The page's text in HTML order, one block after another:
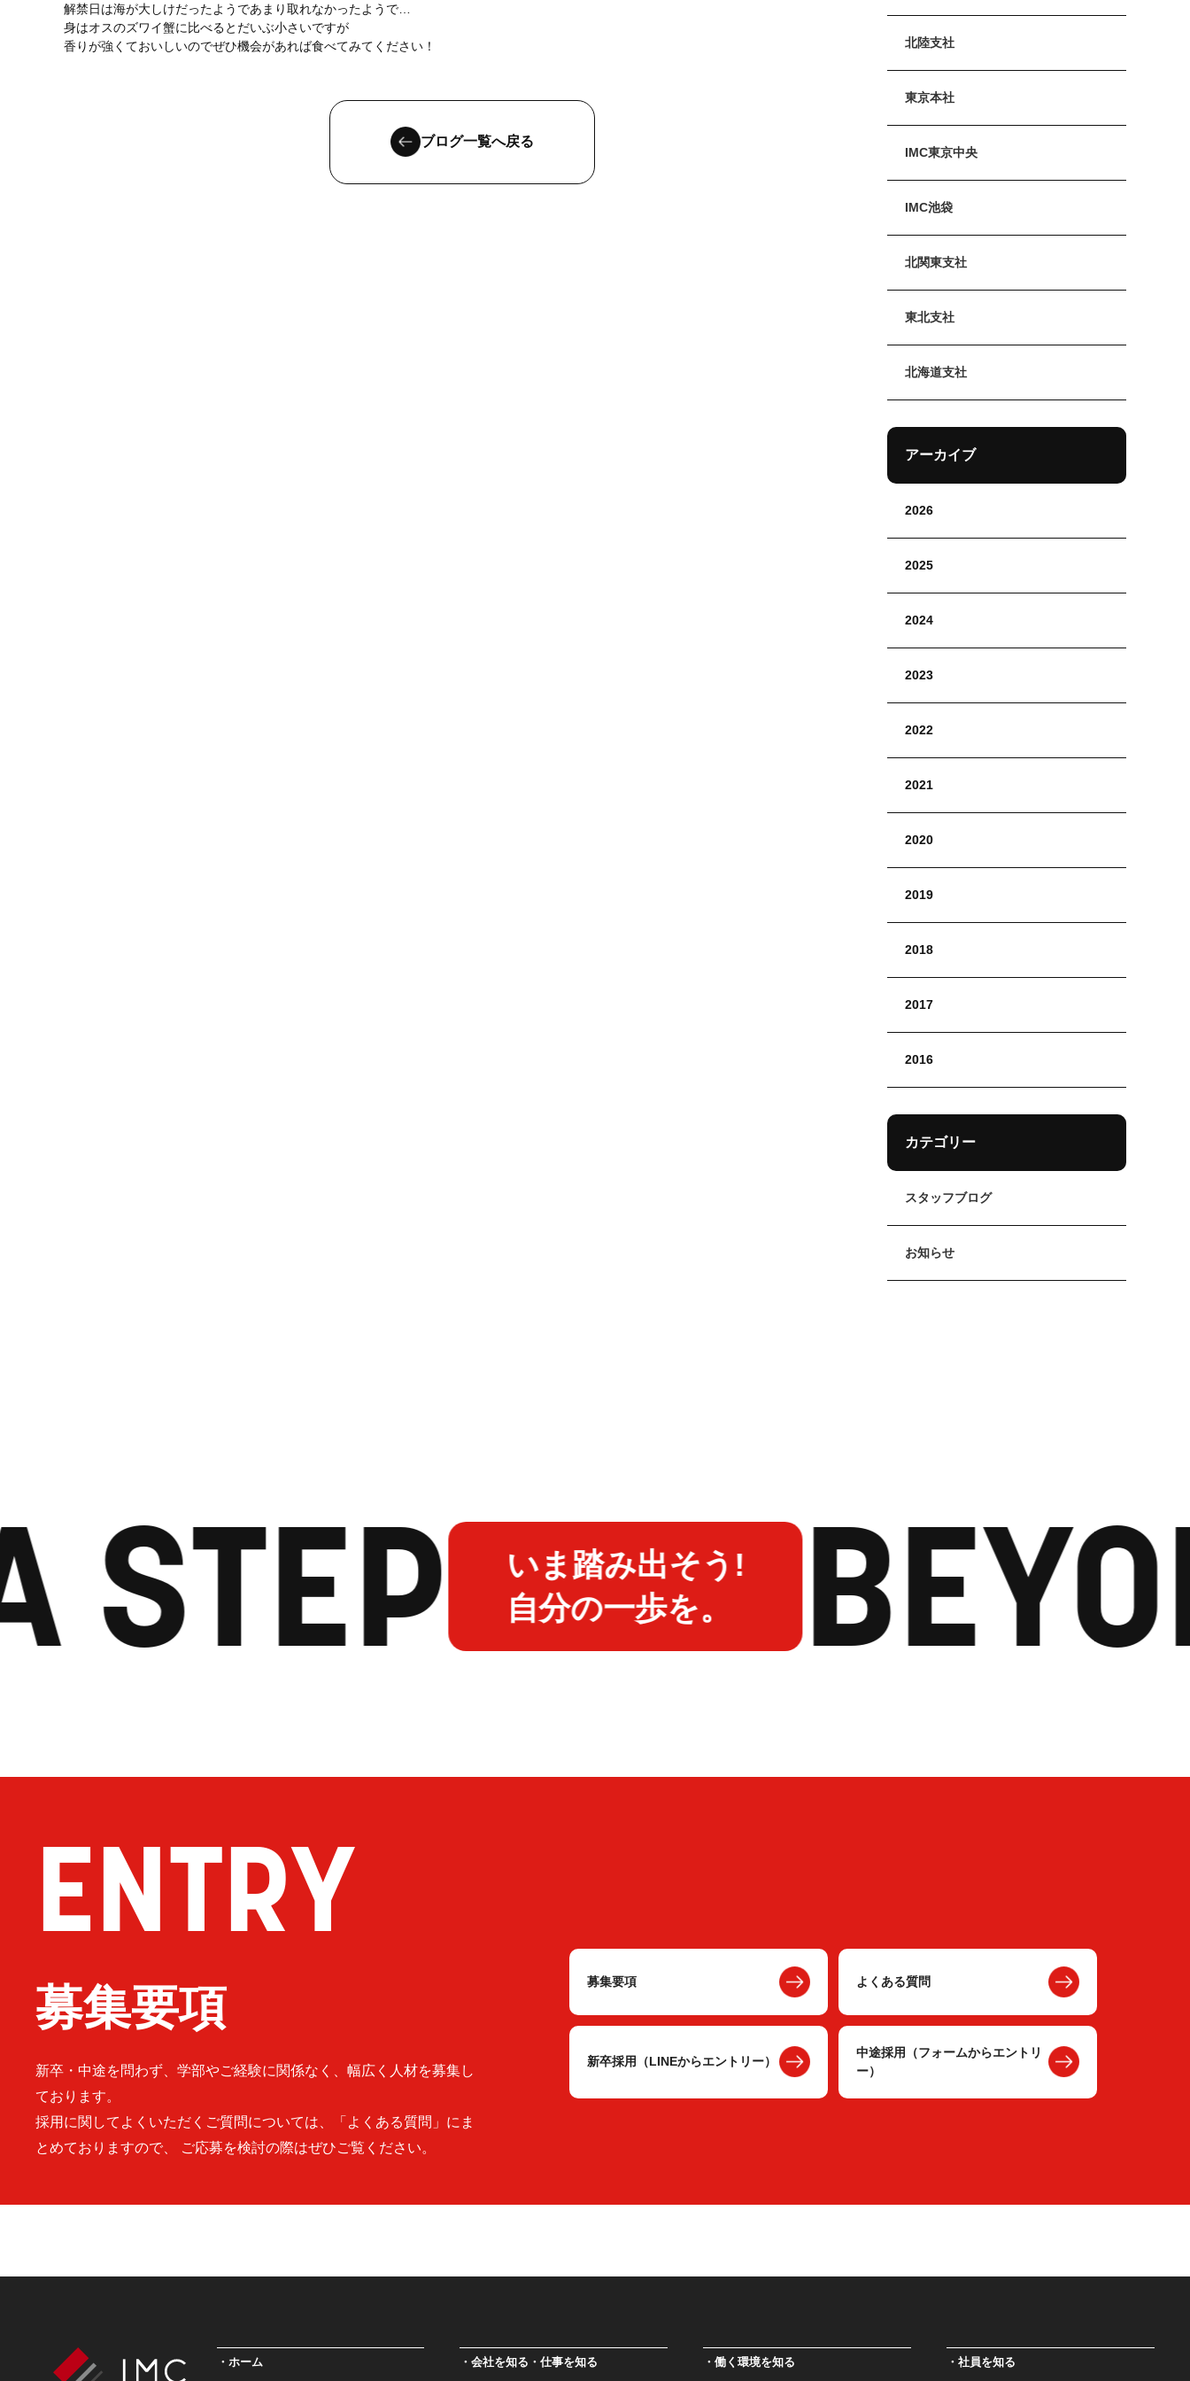
解禁日は海が大しけだったようであまり取れなかったようで…
身はオスのズワイ蟹に比べるとだいぶ小さいですが
香りが強くておいしいのでぜひ機会があれば食べてみてください！
ブログ一覧へ戻る
北陸支社
東京本社
IMC東京中央
IMC池袋
北関東支社
東北支社
北海道支社
アーカイブ
2026
2025
2024
2023
2022
2021
2020
2019
2018
2017
2016
カテゴリー
スタッフブログ
お知らせ
STEP
いま踏み出そう!
自分の一歩を。
ENTRY
募集要項
新卒・中途を問わず、学部やご経験に関係なく、幅広く人材を募集し
ております。
採用に関してよくいただくご質問については、「よくある質問」にま
とめておりますので、 ご応募を検討の際はぜひご覧ください。
募集要項 よくある質問
新卒採用（LINEからエントリー）
中途採用（フォームからエントリ
ー）
ホーム 会社を知る・仕事を知る 働く環境を知る 社員を知る